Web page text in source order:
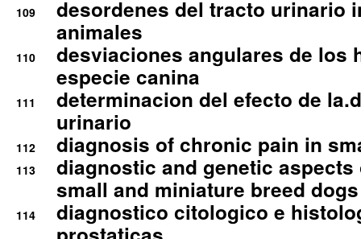
109
desordenes del tracto urinario
animales
110
desviaciones angulares de los
especie canina
111
determinacion del efecto de
urinario
112 diagnosis of chronic pain in
113
diagnostic and genetic
small and miniature breed
114
diagnostico citologico e